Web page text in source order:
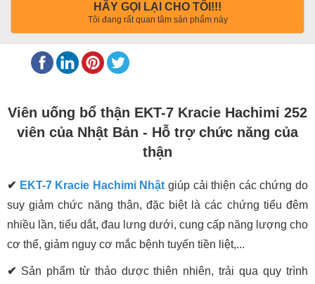
HÃY GỌI LẠI CHO TÔI!!!
Tôi đang rất quan tâm sản phẩm này
Viên uống bổ thận EKT-7 Kracie Hachimi 252
viên của Nhật Bản - Hỗ trợ chức năng của
thận
✔ EKT-7 Kracie Hachimi Nhật giúp cải thiện các chứng do
suy giảm chức năng thận, đặc biệt là các chứng tiểu đêm
nhiều lần, tiểu dắt, đau lưng dưới, cung cấp năng lượng cho
cơ thể, giảm nguy cơ mắc bệnh tuyến tiền liệt,...
✔ Sản phẩm từ thảo dược thiên nhiên, trải qua quy trình